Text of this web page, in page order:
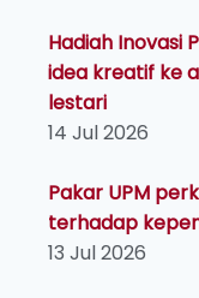
Hadiah Inovasi
idea kreatif ke
lestari
14 Jul 2026
Pakar UPM
terhadap
13 Jul 2026